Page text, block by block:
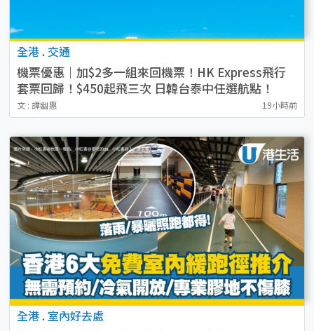
全港 . 交通
機票優惠｜加$2多一組來回機票！HK Express飛行
套票回歸！$450起飛三次 日韓台泰中任選航點！
文 : 譚幽惠 19小時前
全港 . 室內好去處